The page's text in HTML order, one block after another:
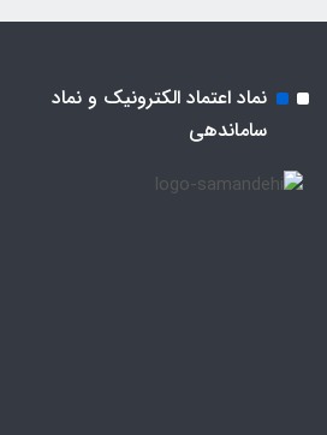
نماد اعتماد الکترونیک و نماد
ساماندهی